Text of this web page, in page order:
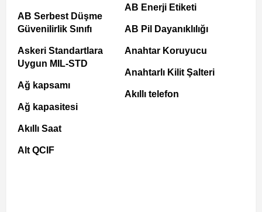
AB Serbest Düşme
Güvenilirlik Sınıfı
Askeri Standartlara
Uygun MIL-STD
Ağ kapsamı
Ağ kapasitesi
Akıllı Saat
Alt QCIF
AB Enerji Etiketi
AB Pil Dayanıklılığı
Anahtar Koruyucu
Anahtarlı Kilit Şalteri
Akıllı telefon